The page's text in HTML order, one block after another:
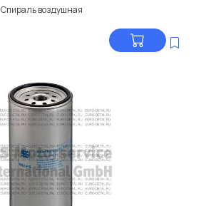
Спираль воздушная